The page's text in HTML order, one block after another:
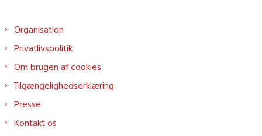
Organisation
Privatlivspolitik
Om brugen af cookies
Tilgængelighedserklæring
Presse
Kontakt os